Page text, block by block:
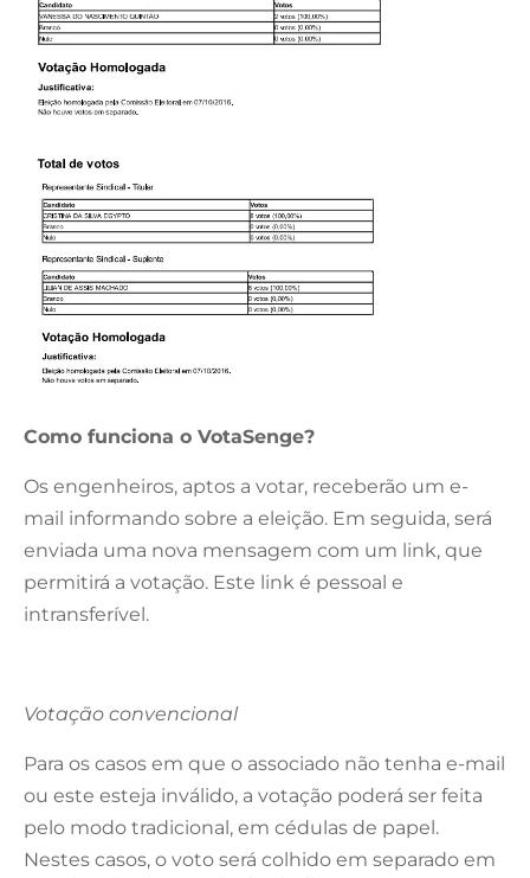
Como funciona o VotaSenge?
Os engenheiros, aptos a votar, receberão um e-
mail informando sobre a eleição. Em seguida, será
enviada uma nova mensagem com um link, que
permitirá a votação. Este link é pessoal e
intransferível.
Votação convencional
Para os casos em que o associado não tenha e-mail
ou este esteja inválido, a votação poderá ser feita
pelo modo tradicional, em cédulas de papel.
Nestes casos, o voto será colhido em separado em